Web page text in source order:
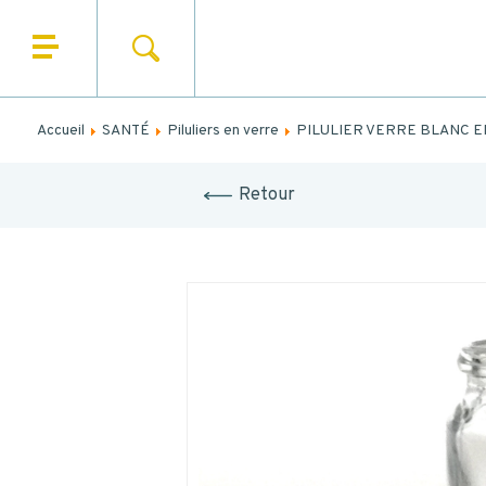
Accueil SANTÉ Piluliers en verre PILULIER VERRE BLANC
Retour